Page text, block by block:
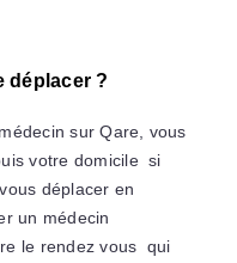
déplacer ?
sur Qare, vous
votre domicile si
déplacer en
un médecin
le rendez vous qui